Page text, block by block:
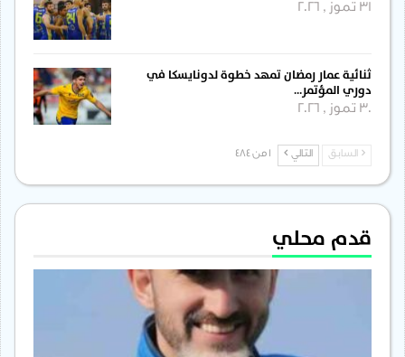
31 تموز , 2026
ثنائية عمار رمضان تمهد خطوة لدونايسكا في
دوري المؤتمر…
30 تموز , 2026
السابق التالي
قدم محلي